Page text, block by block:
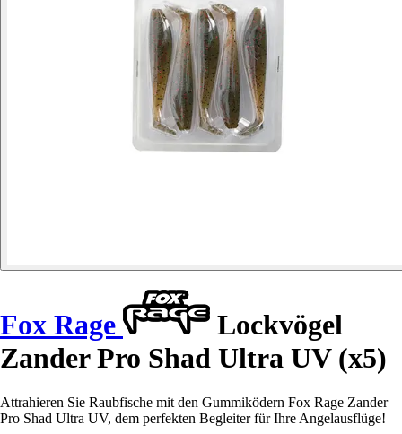
Fox Rage
Lockvögel
Zander Pro Shad Ultra UV (x5)
Attrahieren Sie Raubfische mit den Gummiködern Fox Rage Zander
Pro Shad Ultra UV, dem perfekten Begleiter für Ihre Angelausflüge!